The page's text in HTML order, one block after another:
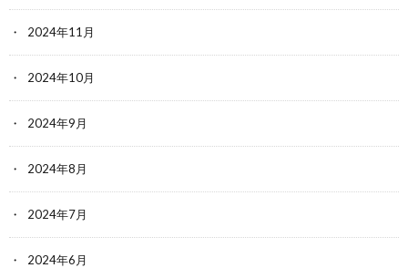
2024年11月
2024年10月
2024年9月
2024年8月
2024年7月
2024年6月